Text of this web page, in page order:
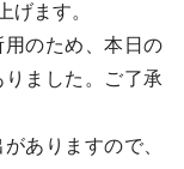
ます。
のため、本日の
ました。ご了承
ありますので、